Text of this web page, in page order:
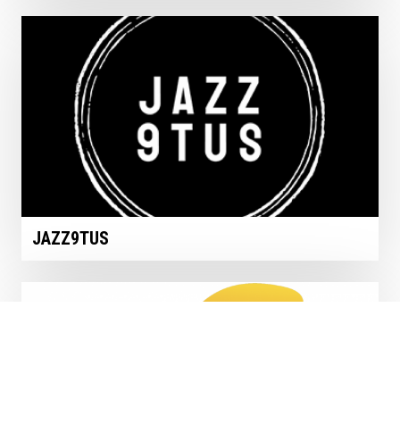
JAZZ9TUS